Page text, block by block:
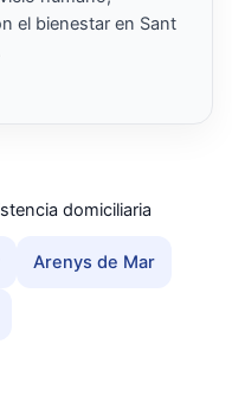
el bienestar en Sant
domiciliaria
Arenys de Mar